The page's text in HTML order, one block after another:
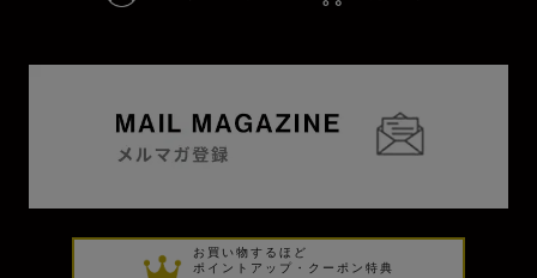
お買い物するほど
ポイントアップ・クーポン特典